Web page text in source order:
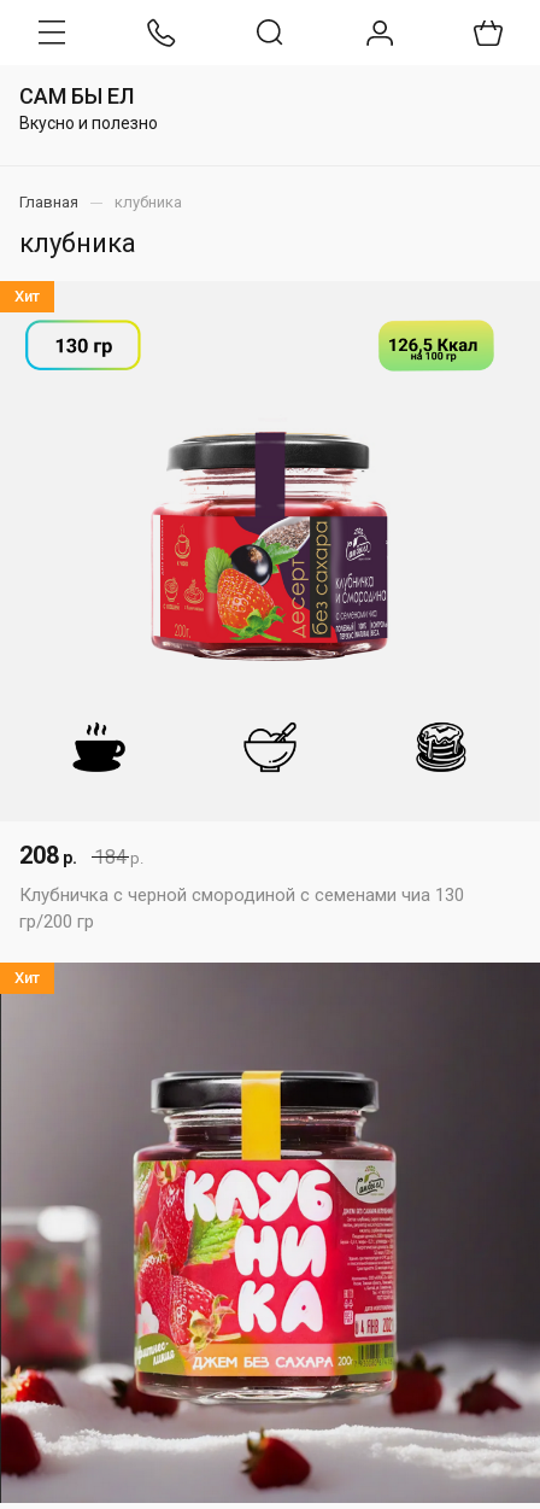
САМ БЫ ЕЛ
Вкусно и полезно
Главная клубника
клубника
Хит
Клубничка с черной смородиной с семенами чиа 130
гр/200 гр
184р.
208 р.
Хит